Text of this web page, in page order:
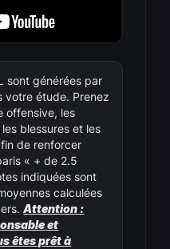
sont générées par
votre étude. Prenez
offensive, les
blessures et les
de renforcer
« + de 2.5
indiquées sont
calculées
Attention :
et
êtes prêt à